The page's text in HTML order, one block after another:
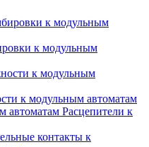
к модульным
к модульным автоматам
Расцепители к